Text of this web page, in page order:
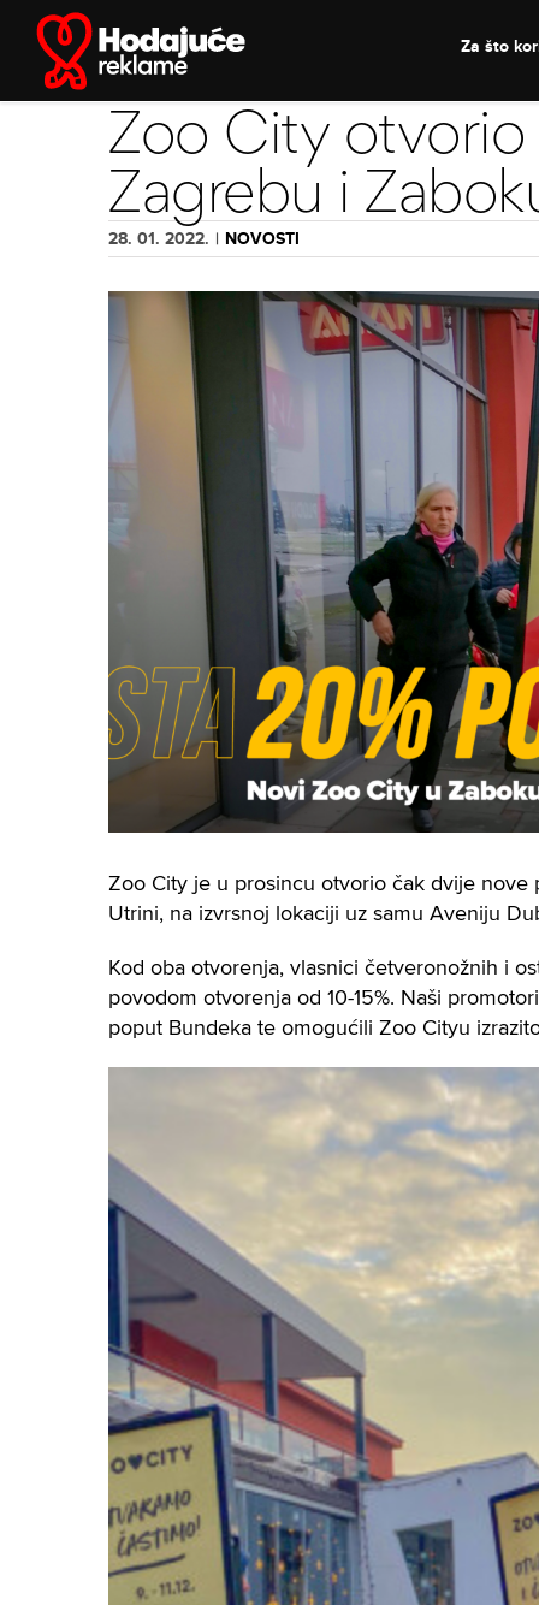
content
Za što
Zoo City
Zagrebu i
28. 01. 2022. | NOVOSTI
View
Image
Zoo City je u prosincu otvorio čak dvije nove
Utrini, na izvrsnoj lokaciji uz samu Aveniju
Kod oba otvorenja, vlasnici četveronožnih i
povodom otvorenja od 10-15%. Naši
poput Bundeka te omogućili Zoo Cityu